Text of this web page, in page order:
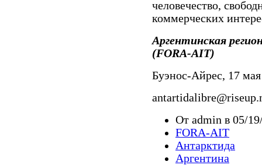
человечество,
коммерческих
Аргентинская
(FORA-AIT)
Буэнос-Айрес, 17 мая
От admin в 05/
FORA-AIT
Антарктида
Аргентина